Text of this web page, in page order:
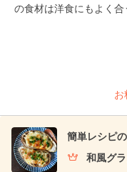
の食材は洋食にもよく合
お
簡単レシピ
和風グ